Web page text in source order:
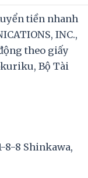
tiền nhanh
INC.,
theo giấy
Bộ Tài
8-8 Shinkawa,